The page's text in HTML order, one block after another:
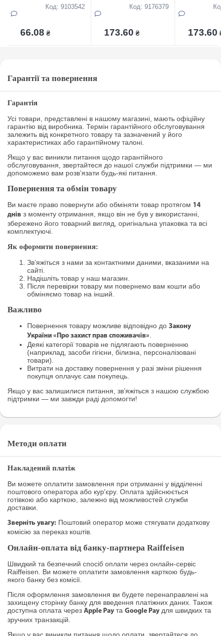
Код: 9103542
66.08 ₴
Код: 9176379
173.60 ₴ 173.60
Гарантії та повернення
Гарантія
Усі товари, представлені в нашому магазині, мають офіційну
гарантію від виробника. Термін гарантійного обслуговування
залежить від конкретного товару та зазначений у його
характеристиках або гарантійному талоні.
Якщо у вас виникли питання щодо гарантійного
обслуговування, звертайтеся до нашої служби підтримки — ми
допоможемо вам розв’язати будь-які питання.
Повернення та обмін товару
Ви маєте право повернути або обміняти товар протягом 14
днів з моменту отримання, якщо він не був у використанні,
збережено його товарний вигляд, оригінальна упаковка та всі
комплектуючі.
Як оформити повернення:
Зв’яжіться з нами за контактними даними, вказаними на
сайті.
Надішліть товар у наш магазин.
Після перевірки товару ми повернемо вам кошти або
обміняємо товар на інший.
Важливо
Повернення товару можливе відповідно до Закону
України «Про захист прав споживачів».
Деякі категорії товарів не підлягають поверненню
(наприклад, засоби гігієни, білизна, персоналізовані
товари).
Витрати на доставку повернення у разі зміни рішення
покупця оплачує сам покупець.
Якщо у вас залишилися питання, зв’яжіться з нашою службою
підтримки — ми завжди раді допомогти!
Методи оплати
Накладений платіж
Ви можете оплатити замовлення при отриманні у відділенні
поштового оператора або кур'єру. Оплата здійснюється
готівкою або карткою, залежно від можливостей служби
доставки.
Зверніть увагу: Поштовий оператор може стягувати додаткову
комісію за переказ коштів.
Онлайн-оплата від банку-партнера Raiffeisen
Швидкий та безпечний спосіб оплати через онлайн-сервіс
Raiffeisen. Ви можете оплатити замовлення карткою будь-
якого банку без комісії.
Після оформлення замовлення ви будете перенаправлені на
захищену сторінку банку для введення платіжних даних. Також
доступна оплата через Apple Pay та Google Pay для швидких та
зручних транзакцій.
Якщо у вас виникли питання щодо оплати, звертайтеся до